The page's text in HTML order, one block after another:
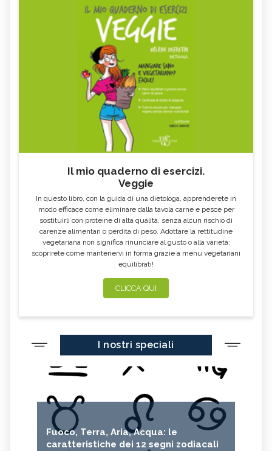
Il mio quaderno di esercizi.
Veggie
In questo libro, con la guida di una dietologa, apprenderete in
modo efficace come eliminare dalla tavola carne e pesce per
sostituirli con proteine di alta qualità, senza alcun rischio di
carenze alimentari o perdita di peso. Adottare la rettitudine
vegetariana non significa rinunciare al gusto o alla varietà:
scoprirete come mantenervi in forma grazie a menu vegetariani
equilibrati!
CLICCA QUI
I nostri speciali
Fuoco, Terra, Aria, Acqua: le
caratteristiche dei 12 segni zodiacali